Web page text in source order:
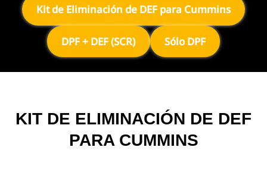
Kit de Eliminación de DEF para Cummins
DPF + DEF (SCR) Sólo DPF
KIT DE ELIMINACIÓN DE DEF
PARA CUMMINS